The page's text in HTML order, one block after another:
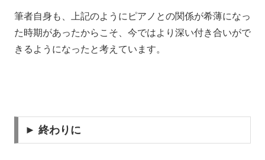
筆者自身も、上記のようにピアノとの関係が希薄になっ
た時期があったからこそ、今ではより深い付き合いがで
きるようになったと考えています。
► 終わりに